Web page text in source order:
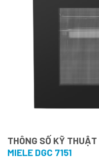
THÔNG SỐ KỸ THUẬT
MIELE DGC 7151